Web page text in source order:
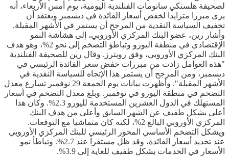
لصحيفة هلسنكي سانومات الفنلندية اليومية، يوم أمس الأربعاء، أنه
يرى مبررا متزايدا لخفض أسعار الفائدة في ديسمبر ويعتقد أن
تخفيف السياسة النقدية من المرجح أن يستمر في الأشهر المقبلة.
وأشار رين، عضو البنك المركزي الأوروبي، إلى هشاشة النمو
الإقتصادي في منطقة اليورو وتباطؤ التضخم إلى نحو 2%، وهو هدف
البنك المركزي الأوروبي، وفق رويترز. وقال رين للصحيفة الفنلندية
"هذه العوامل زادت من مبررات خفض سعر الفائدة الرئيسي في
ديسمبر، ومن المرجح أن يستمر هذا الإتجاه للسياسة النقدية في
الأشهر المقبلة". وأظهرت بيانات يوم الجمعة 29 نوفمبر تسارع معدل
التضخم في منطقة اليورو في نوفمبر. وبلغ معدل التضخم في أسعار
المستهلك في الدول العشرين المستخدمة لليورو 2.3%. وكان هذا
أعلى بشكل طفيف عن الشهر السابق وأعلى من هدف البنك
المركزي الأوروبي البالغ 2%، لكنه كان متماشيا مع التوقعات.
ويشكل التضخم الأساسي المحور الرئيسي للبنك المركزي الأوروبي
عند تحديد أسعار الفائدة، وقد ظل مستقرا عند 2.7%. وتباطأ نمو
الأسعار في الخدمات بشكل طفيف للغاية إلى 3.9%.